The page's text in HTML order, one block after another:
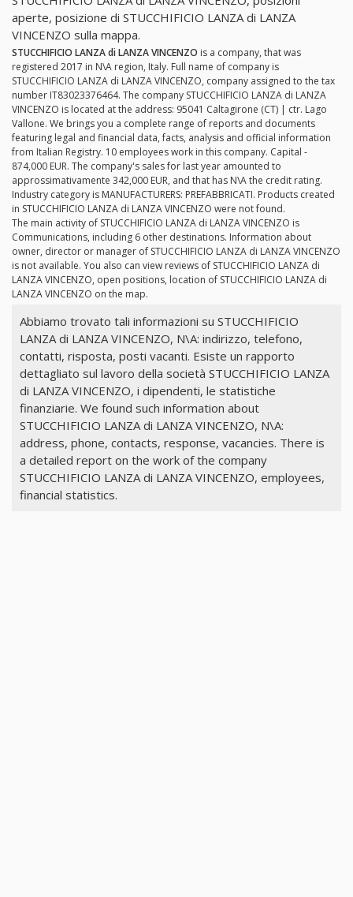
aperte, posizione di STUCCHIFICIO LANZA di LANZA
VINCENZO sulla mappa.
STUCCHIFICIO LANZA di LANZA VINCENZO is a company, that was
registered 2017 in N\A region, Italy. Full name of company is
STUCCHIFICIO LANZA di LANZA VINCENZO, company assigned to the tax
number IT83023376464. The company STUCCHIFICIO LANZA di LANZA
VINCENZO is located at the address: 95041 Caltagirone (CT) | ctr. Lago
Vallone. We brings you a complete range of reports and documents
featuring legal and financial data, facts, analysis and official information
from Italian Registry. 10 employees work in this company. Capital -
874,000 EUR. The company's sales for last year amounted to
approssimativamente 342,000 EUR, and that has N\A the credit rating.
Industry category is MANUFACTURERS: PREFABBRICATI. Products created
in STUCCHIFICIO LANZA di LANZA VINCENZO were not found.
The main activity of STUCCHIFICIO LANZA di LANZA VINCENZO is
Communications, including 6 other destinations. Information about
owner, director or manager of STUCCHIFICIO LANZA di LANZA VINCENZO
is not available. You also can view reviews of STUCCHIFICIO LANZA di
LANZA VINCENZO, open positions, location of STUCCHIFICIO LANZA di
LANZA VINCENZO on the map.
Abbiamo trovato tali informazioni su STUCCHIFICIO
LANZA di LANZA VINCENZO, N\A: indirizzo, telefono,
contatti, risposta, posti vacanti. Esiste un rapporto
dettagliato sul lavoro della società STUCCHIFICIO LANZA
di LANZA VINCENZO, i dipendenti, le statistiche
finanziarie. We found such information about
STUCCHIFICIO LANZA di LANZA VINCENZO, N\A:
address, phone, contacts, response, vacancies. There is
a detailed report on the work of the company
STUCCHIFICIO LANZA di LANZA VINCENZO, employees,
financial statistics.